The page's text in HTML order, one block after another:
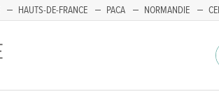
HAUTS-DE-FRANCE PACA NORMANDIE